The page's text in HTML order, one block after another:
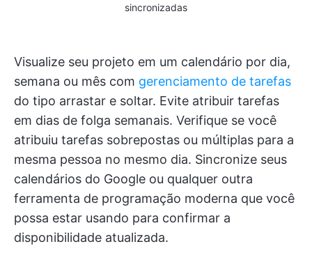
sincronizadas
Visualize seu projeto em um calendário por dia,
semana ou mês com gerenciamento de tarefas
do tipo arrastar e soltar. Evite atribuir tarefas
em dias de folga semanais. Verifique se você
atribuiu tarefas sobrepostas ou múltiplas para a
mesma pessoa no mesmo dia. Sincronize seus
calendários do Google ou qualquer outra
ferramenta de programação moderna que você
possa estar usando para confirmar a
disponibilidade atualizada.